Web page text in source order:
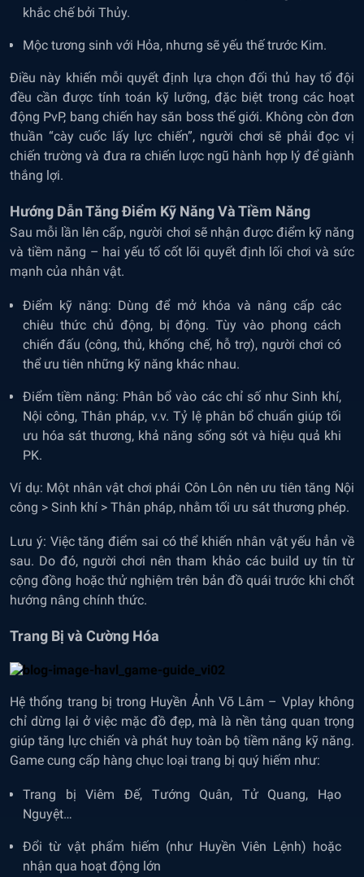
khắc chế bởi Thủy.
Mộc tương sinh với Hỏa, nhưng sẽ yếu thế trước Kim.
Điều này khiến mỗi quyết định lựa chọn đối thủ hay tổ đội
đều cần được tính toán kỹ lưỡng, đặc biệt trong các hoạt
động PvP, bang chiến hay săn boss thế giới. Không còn đơn
thuần “cày cuốc lấy lực chiến”, người chơi sẽ phải đọc vị
chiến trường và đưa ra chiến lược ngũ hành hợp lý để giành
thắng lợi.
Hướng Dẫn Tăng Điểm Kỹ Năng Và Tiềm Năng
Sau mỗi lần lên cấp, người chơi sẽ nhận được điểm kỹ năng
và tiềm năng – hai yếu tố cốt lõi quyết định lối chơi và sức
mạnh của nhân vật.
Điểm kỹ năng: Dùng để mở khóa và nâng cấp các
chiêu thức chủ động, bị động. Tùy vào phong cách
chiến đấu (công, thủ, khống chế, hỗ trợ), người chơi có
thể ưu tiên những kỹ năng khác nhau.
Điểm tiềm năng: Phân bổ vào các chỉ số như Sinh khí,
Nội công, Thân pháp, v.v. Tỷ lệ phân bổ chuẩn giúp tối
ưu hóa sát thương, khả năng sống sót và hiệu quả khi
PK.
Ví dụ: Một nhân vật chơi phái Côn Lôn nên ưu tiên tăng Nội
công > Sinh khí > Thân pháp, nhằm tối ưu sát thương phép.
Lưu ý: Việc tăng điểm sai có thể khiến nhân vật yếu hẳn về
sau. Do đó, người chơi nên tham khảo các build uy tín từ
cộng đồng hoặc thử nghiệm trên bản đồ quái trước khi chốt
hướng nâng chính thức.
Trang Bị và Cường Hóa
Hệ thống trang bị trong Huyền Ảnh Võ Lâm – Vplay không
chỉ dừng lại ở việc mặc đồ đẹp, mà là nền tảng quan trọng
giúp tăng lực chiến và phát huy toàn bộ tiềm năng kỹ năng.
Game cung cấp hàng chục loại trang bị quý hiếm như:
Trang bị Viêm Đế, Tướng Quân, Tử Quang, Hạo
Nguyệt…
Đổi từ vật phẩm hiếm (như Huyền Viên Lệnh) hoặc
nhận qua hoạt động lớn